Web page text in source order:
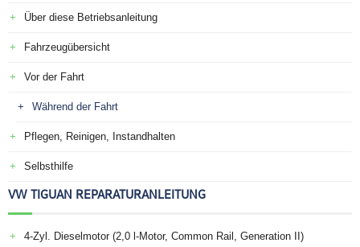
Über diese Betriebsanleitung
Fahrzeugübersicht
Vor der Fahrt
Während der Fahrt
Pflegen, Reinigen, Instandhalten
Selbsthilfe
VW TIGUAN REPARATURANLEITUNG
4-Zyl. Dieselmotor (2,0 l-Motor, Common Rail, Generation II)